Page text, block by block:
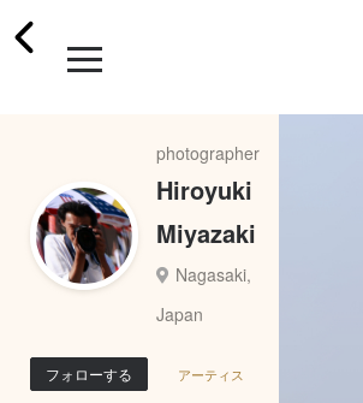
photographer
Hiroyuki
Miyazaki
Nagasaki,
Japan
フォローする アーティス